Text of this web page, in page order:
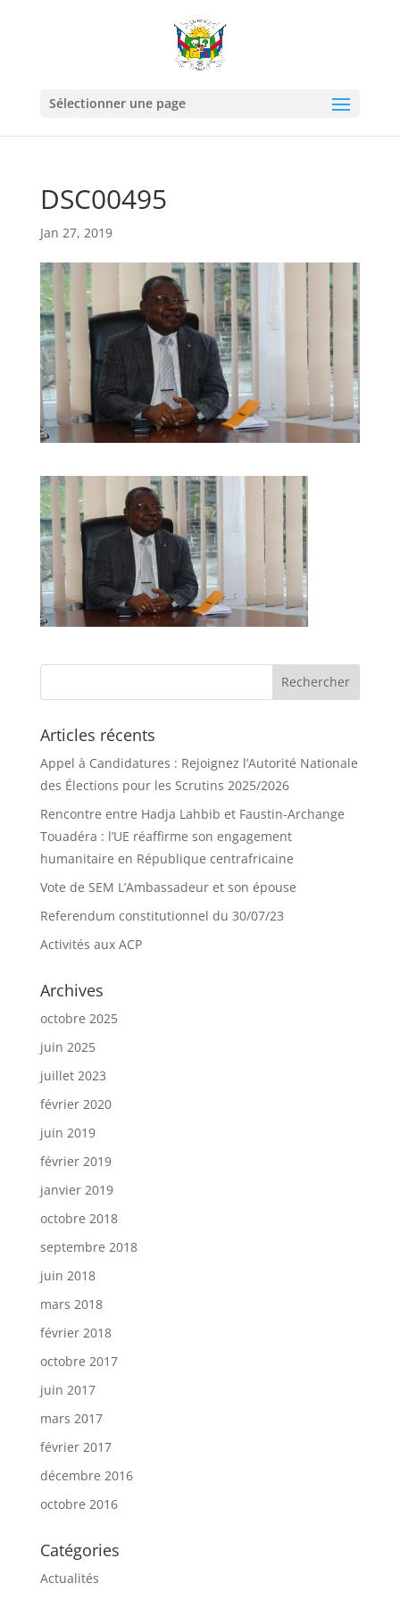
Sélectionner une page
DSC00495
Jan 27, 2019
Articles récents
Appel à Candidatures : Rejoignez l’Autorité Nationale
des Élections pour les Scrutins 2025/2026
Rencontre entre Hadja Lahbib et Faustin-Archange
Touadéra : l’UE réaffirme son engagement
humanitaire en République centrafricaine
Vote de SEM L’Ambassadeur et son épouse
Referendum constitutionnel du 30/07/23
Activités aux ACP
Archives
octobre 2025
juin 2025
juillet 2023
février 2020
juin 2019
février 2019
janvier 2019
octobre 2018
septembre 2018
juin 2018
mars 2018
février 2018
octobre 2017
juin 2017
mars 2017
février 2017
décembre 2016
octobre 2016
Catégories
Actualités